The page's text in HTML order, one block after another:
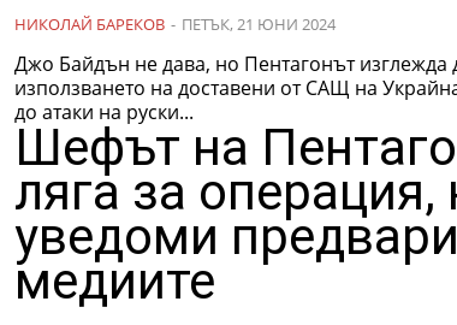
НИКОЛАЙ БАРЕКОВ - ПЕТЪК, 21 ЮНИ 2024
Джо Байдън не дава, но Пентагонът изглежда дава. Според
използването на доставени от САЩ на
до атаки на руски...
Шефът на
ляга за операция,
уведоми
медиите